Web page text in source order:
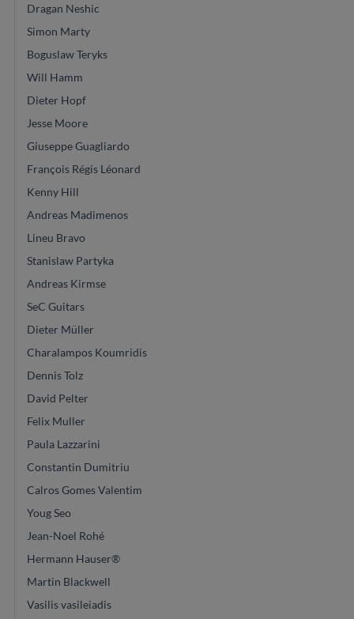
Dragan Neshic
Simon Marty
Boguslaw Teryks
Will Hamm
Dieter Hopf
Jesse Moore
Giuseppe Guagliardo
François Régis Léonard
Kenny Hill
Andreas Madimenos
Lineu Bravo
Stanislaw Partyka
Andreas Kirmse
SeC Guitars
Dieter Müller
Charalampos Koumridis
Dennis Tolz
David Pelter
Felix Muller
Paula Lazzarini
Constantin Dumitriu
Calros Gomes Valentim
Youg Seo
Jean-Noel Rohé
Hermann Hauser®
Martin Blackwell
Vasilis vasileiadis